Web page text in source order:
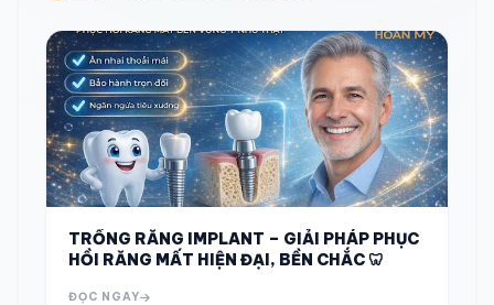
TRỒNG RĂNG IMPLANT – GIẢI PHÁP PHỤC
HỒI RĂNG MẤT HIỆN ĐẠI, BỀN CHẮC 🦷
ĐỌC NGAY